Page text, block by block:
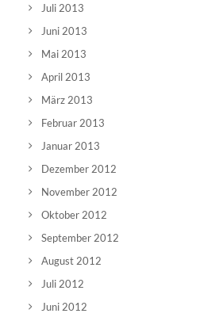
Juli 2013
Juni 2013
Mai 2013
April 2013
März 2013
Februar 2013
Januar 2013
Dezember 2012
November 2012
Oktober 2012
September 2012
August 2012
Juli 2012
Juni 2012